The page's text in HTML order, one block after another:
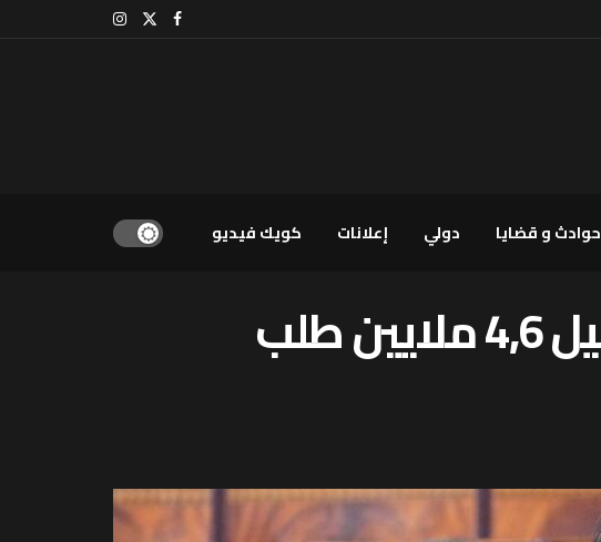
حوادث و قضايا دولي إعلانات كويك فيديو
نادية فتاح : الدعم الاجتماعي المباشر.. تسجيل 4,6 ملايين طلب